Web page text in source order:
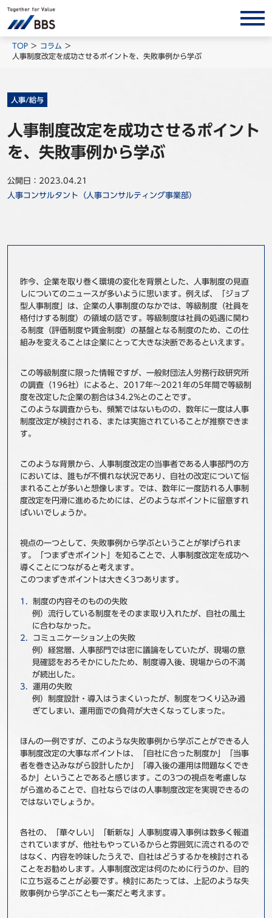
BBSグループネットワーク サステナビリティ 企業情報
サービス/ソリューション
インサイト
コラム
調査レポート
事例
セミナ−
ニュース
お問い合わせ
TOP
コラム
人事制度改定を成功させるポイントを、失敗事例から学ぶ
人事/給与
人事制度改定を成功させるポイント
を、失敗事例から学ぶ
公開日：2023.04.21
人事コンサルタント（人事コンサルティング事業部）
昨今、企業を取り巻く環境の変化を背景とした、人事制度の見直
しについてのニュースが多いように思います。例えば、「ジョブ
型人事制度」は、企業の人事制度のなかでは、等級制度（社員を
格付けする制度）の領域の話です。等級制度は社員の処遇に関わ
る制度（評価制度や賃金制度）の基盤となる制度のため、この仕
組みを変えることは企業にとって大きな決断であるといえます。
この等級制度に限った情報ですが、一般財団法人労務行政研究所
の調査（196社）によると、2017年～2021年の5年間で等級制
度を改定した企業の割合は34.2%とのことです。
このような調査からも、頻繁ではないものの、数年に一度は人事
制度改定が検討される、または実施されていることが推察できま
す。
このような背景から、人事制度改定の当事者である人事部門の方
においては、誰もが不慣れな状況であり、自社の改定について悩
まれることが多いと想像します。では、数年に一度訪れる人事制
度改定を円滑に進めるためには、どのようなポイントに留意すれ
ばいいでしょうか。
視点の一つとして、失敗事例から学ぶということが挙げられま
す。「つまずきポイント」を知ることで、人事制度改定を成功へ
導くことにつながると考えます。
このつまずきポイントは大きく3つあります。
制度の内容そのものの失敗
例）流行している制度をそのまま取り入れたが、自社の風土
に合わなかった。
コミュニケーション上の失敗
例）経営層、人事部門では密に議論をしていたが、現場の意
見確認をおろそかにしたため、制度導入後、現場からの不満
が続出した。
運用の失敗
例）制度設計・導入はうまくいったが、制度をつくり込み過
ぎてしまい、運用面での負荷が大きくなってしまった。
ほんの一例ですが、このような失敗事例から学ぶことができる人
事制度改定の大事なポイントは、「自社に合った制度か」「当事
者を巻き込みながら設計したか」「導入後の運用は問題なくでき
るか」ということであると感じます。この3つの視点を考慮しな
がら進めることで、自社ならではの人事制度改定を実現できるの
ではないでしょうか。
各社の、「華々しい」「斬新な」人事制度導入事例は数多く報道
されていますが、他社もやっているからと雰囲気に流されるので
はなく、内容を吟味したうえで、自社はどうするかを検討される
ことをお勧めします。人事制度改定は何のために行うのか、目的
に立ち返ることが必要です。検討にあたっては、上記のような失
敗事例から学ぶことも一案だと考えます。